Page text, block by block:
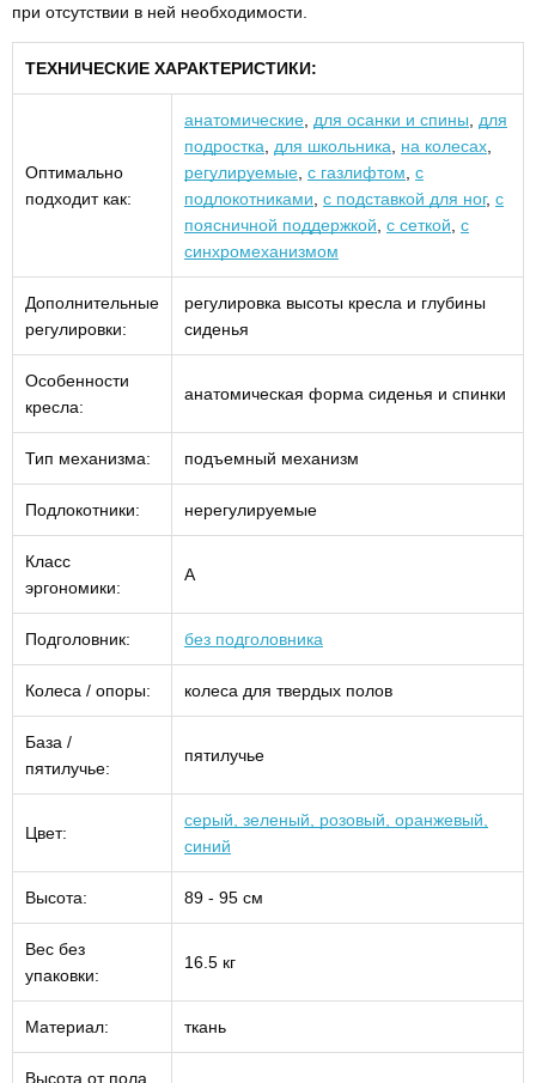
при отсутствии в ней необходимости.
ТЕХНИЧЕСКИЕ ХАРАКТЕРИСТИКИ:
Оптимально
подходит как:
анатомические для осанки и спины
для
подростка
для школьника на колесах
регулируемые с газлифтом с
подлокотниками с подставкой для ног, с
поясничной поддержкой с сеткой с
синхромеханизмом
Дополнительные
регулировки:
регулировка высоты кресла и глубины
сиденья
Особенности
кресла:
анатомическая форма сиденья и спинки
Тип механизма: подъемный механизм
Подлокотники: нерегулируемые
Класс
эргономики:
A
Подголовник: без подголовника
Колеса / опоры: колеса для твердых полов
База /
пятилучье:
пятилучье
Цвет:
серый, зеленый, розовый, оранжевый,
синий
Высота: 89 - 95 см
Вес без
упаковки:
16.5 кг
Материал: ткань
Высота от пола